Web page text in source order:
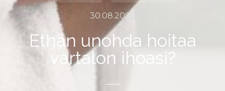
30.08.2022
Ethän unohda hoitaa
vartalon ihoasi?